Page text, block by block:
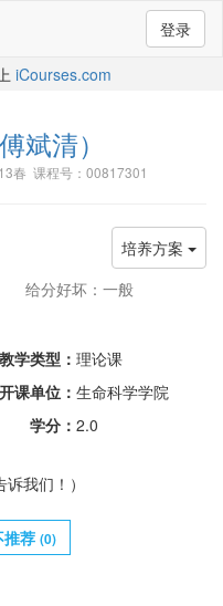
登录
iCourses.com
斌清）
春 课程号：00817301
培养方案
给分好坏：一般
教学类型： 理论课
开课单位： 生命科学学院
学分： 2.0
我们！）
推荐 (0)